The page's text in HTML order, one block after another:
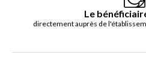
Le
directement auprès de